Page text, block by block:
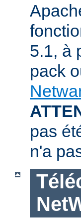
5.1, à
pack
pas
n'a